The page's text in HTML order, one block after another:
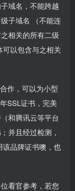
域名，不能跨越
子域名 （不能连
相关的所有二级
以包含与之相关
作，可以为小型
SSL证书，完美
和腾讯云等平台
并且经过检测，
品牌证书噢，也
看官参考，若您